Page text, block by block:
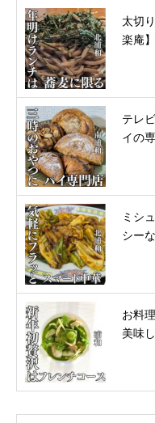
太切
楽庵
テレ
イの
ミシ
シー
お料
美味